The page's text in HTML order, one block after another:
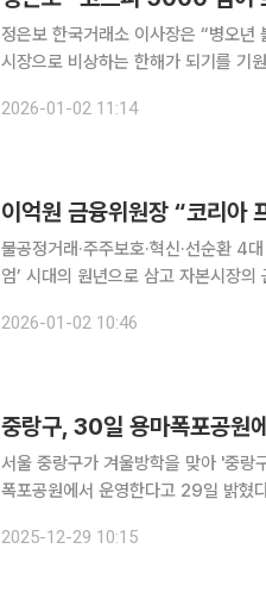
정은보 한국거래소 이사장은 “병오
시장으로 비상하는 한해가 되기를 기원한다”고 밝혔다. 정 이사장
2026-01-02 11:14
이억원 금융위원장 “코리아
불공정거래·주주보호·혁신·선순환 4대 원칙 강조 이억원 금융위원장은 2일
엄’ 시대의 원년으로 삼고 자본시장
장은 이날 한국거래소에서 열린
2026-01-02 10:46
중랑구, 30일 용마폭포공원
서울 중랑구가 겨울방학을 맞아 '중
폭포공원에서 운영한다고 29일 밝혔다. 눈썰매장은 30일 오전 11시 용마폭포공원 다목적광
슬로프를 비롯해 눈썰매 슬로프, 눈놀
2025-12-29 10:15